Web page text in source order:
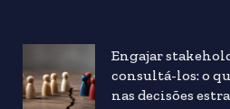
Engajar
consultá-los: o
nas decisões